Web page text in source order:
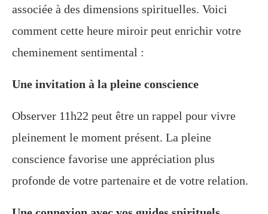
associée à des dimensions spirituelles. Voici
comment cette heure miroir peut enrichir votre
cheminement sentimental :
Une invitation à la pleine conscience
Observer 11h22 peut être un rappel pour vivre
pleinement le moment présent. La pleine
conscience favorise une appréciation plus
profonde de votre partenaire et de votre relation.